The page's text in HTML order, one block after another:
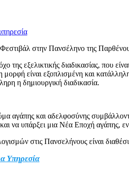
στην Πανσέληνο της
εξελικτικής διαδικασίας, που
είναι εξοπλισμένη και
η δημιουργική διαδικασία.
αγάπης και αδελφοσύνης
να υπάρξει μια Νέα Εποχή αγάπης,
στις Πανσελήνους είναι
Υπηρεσία